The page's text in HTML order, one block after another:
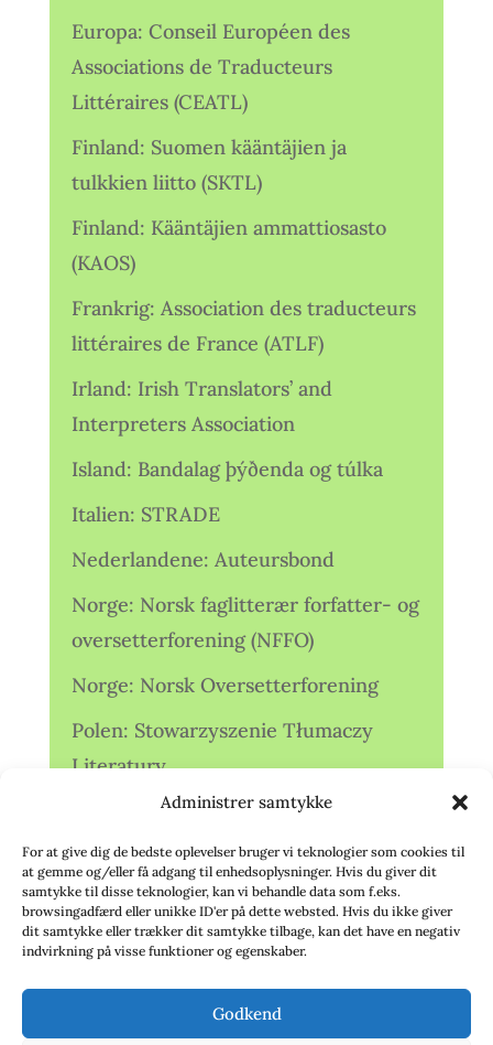
Administrer samtykke
For at give dig de bedste oplevelser bruger vi teknologier som cookies til
at gemme og/eller få adgang til enhedsoplysninger. Hvis du giver dit
samtykke til disse teknologier, kan vi behandle data som f.eks.
browsingadfærd eller unikke ID'er på dette websted. Hvis du ikke giver
dit samtykke eller trækker dit samtykke tilbage, kan det have en negativ
indvirkning på visse funktioner og egenskaber.
Godkend
Europa: Conseil Européen des
Associations de Traducteurs
Littéraires (CEATL)
Finland: Suomen kääntäjien ja
tulkkien liitto (SKTL)
Finland: Kääntäjien ammattiosasto
(KAOS)
Frankrig: Association des traducteurs
littéraires de France (ATLF)
Irland: Irish Translators’ and
Interpreters Association
Island: Bandalag þýðenda og túlka
Italien: STRADE
Nederlandene: Auteursbond
Norge: Norsk faglitterær forfatter- og
oversetterforening (NFFO)
Norge: Norsk Oversetterforening
Polen: Stowarzyszenie Tłumaczy
Literatury
Storbritannien: Translators
Association (TA)
Sverige: Översättarsektionen (Ö.)
Sverige: Översättarcentrum (ÖC)
deutschsprachiger Übersetzer (VdÜ)